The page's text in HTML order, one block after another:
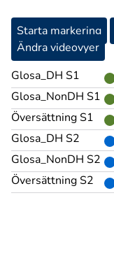
Starta markering
Ändra videovyer
Glosa_DH S1
Glosa_NonDH S1
Översättning S1
Glosa_DH S2
Glosa_NonDH S2
Översättning S2